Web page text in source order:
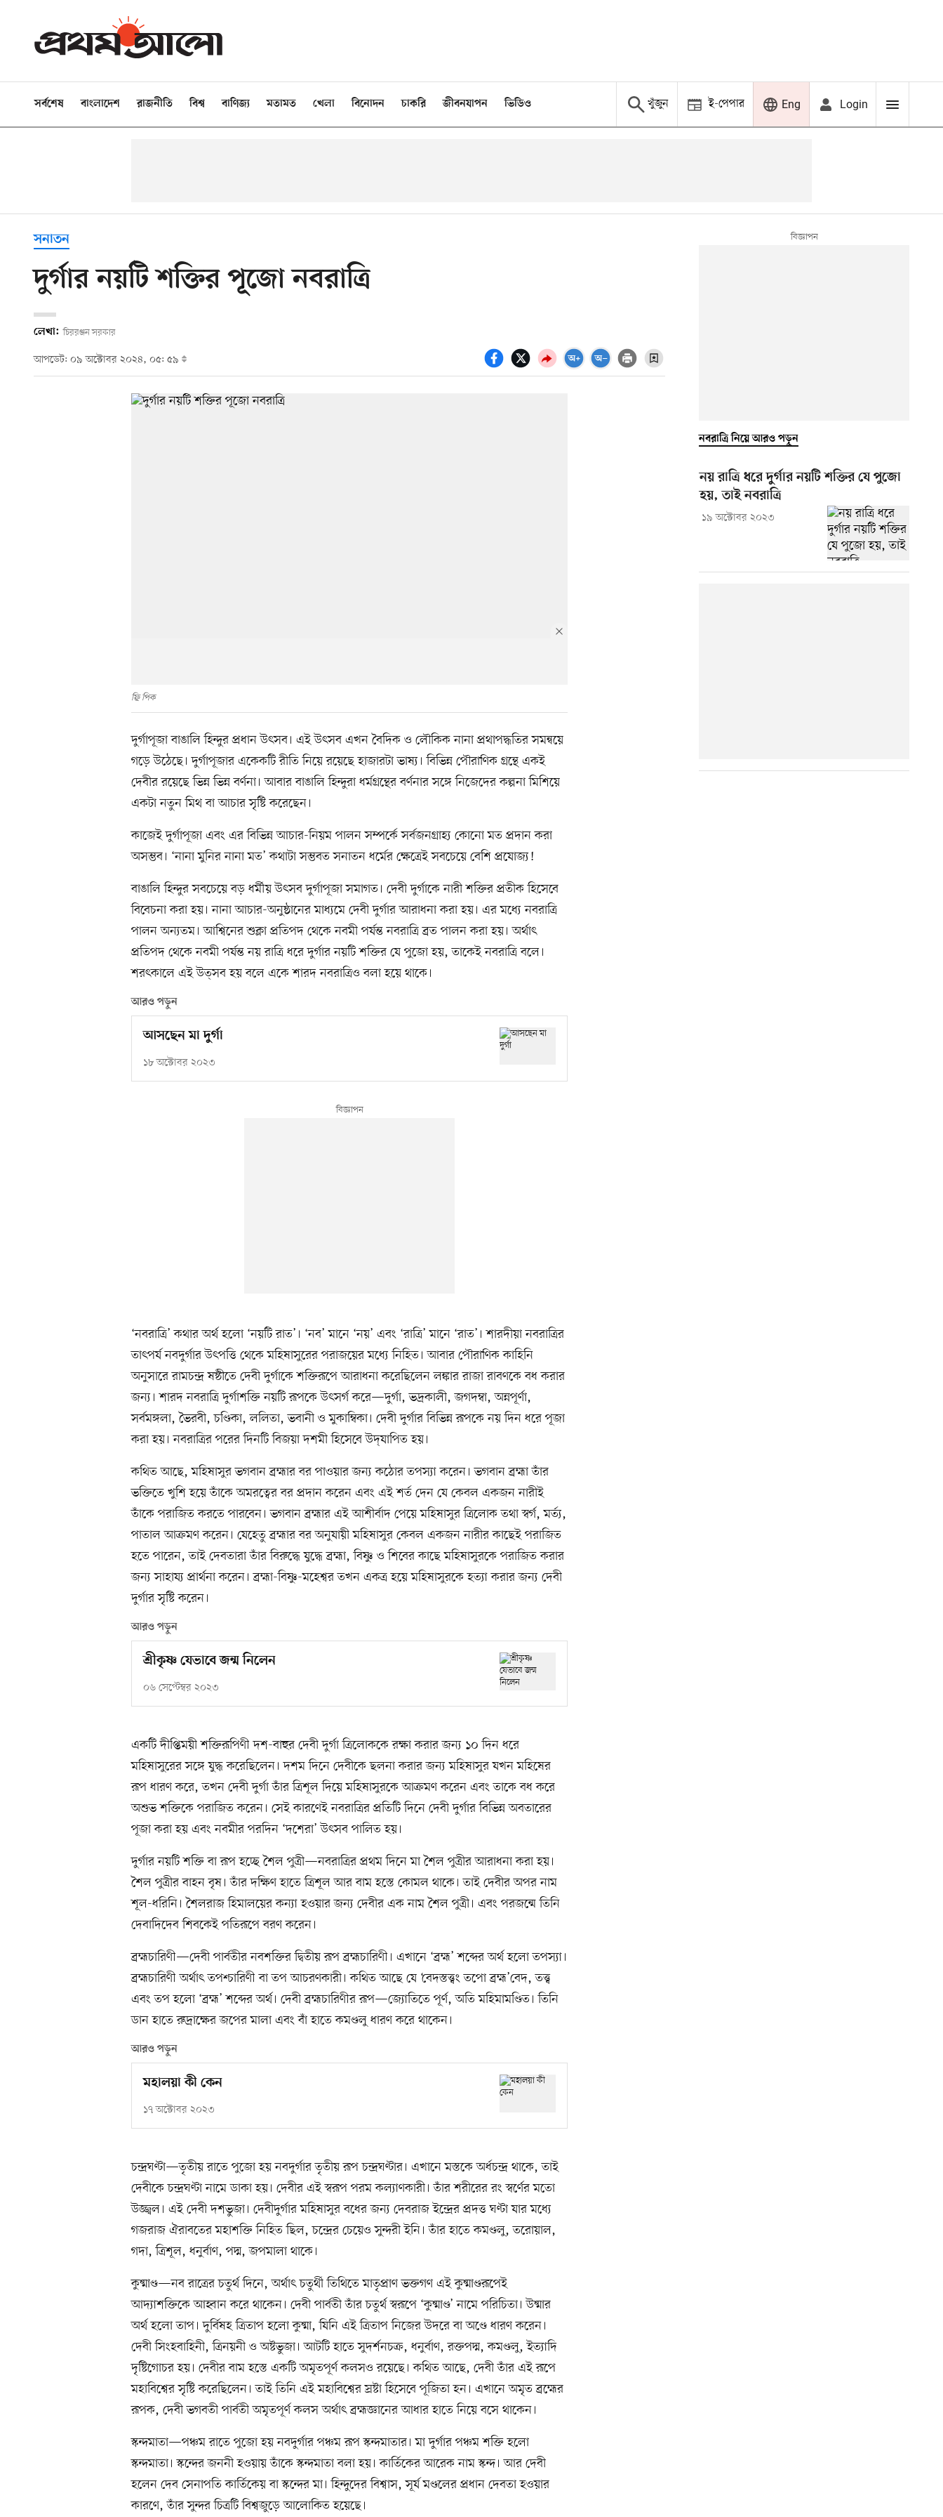
সর্বশেষ বাংলাদেশ রাজনীতি বিশ্ব বাণিজ্য মতামত খেলা বিনোদন চাকরি জীবনযাপন ভিডিও খুঁজুন ই-পেপার Eng Login
সনাতন
দুর্গার নয়টি শক্তির পূজো নবরাত্রি
লেখা: চিররঞ্জন সরকার
আপডেট: ০৯ অক্টোবর ২০২৪, ০৫: ৫৯
ফি৶ পিক
দুর্গাপূজা বাঙালি হিন্দুর প্রধান উৎসব। এই উৎসব এখন বৈদিক ও লৌকিক নানা প্রথাপদ্ধতির সমন্বয়ে
গড়ে উঠেছে। দুর্গাপূজার একেকটি রীতি নিয়ে রয়েছে হাজারটা ভাষ্য। বিভিন্ন পৌরাণিক গ্রন্থে একই
দেবীর রয়েছে ভিন্ন ভিন্ন বর্ণনা। আবার বাঙালি হিন্দুরা ধর্মগ্রন্থের বর্ণনার সঙ্গে নিজেদের কল্পনা মিশিয়ে
একটা নতুন মিথ বা আচার সৃষ্টি করেছেন।
কাজেই দুর্গাপূজা এবং এর বিভিন্ন আচার-নিয়ম পালন সম্পর্কে সর্বজনগ্রাহ্য কোনো মত প্রদান করা
অসম্ভব। ‘নানা মুনির নানা মত’ কথাটা সম্ভবত সনাতন ধর্মের ক্ষেত্রেই সবচেয়ে বেশি প্রযোজ্য!
বাঙালি হিন্দুর সবচেয়ে বড় ধর্মীয় উৎসব দুর্গাপূজা সমাগত। দেবী দুর্গাকে নারী শক্তির প্রতীক হিসেবে
বিবেচনা করা হয়। নানা আচার-অনুষ্ঠানের মাধ্যমে দেবী দুর্গার আরাধনা করা হয়। এর মধ্যে নবরাত্রি
পালন অন্যতম। আশ্বিনের শুক্লা প্রতিপদ থেকে নবমী পর্যন্ত নবরাত্রি ব্রত পালন করা হয়। অর্থাৎ
প্রতিপদ থেকে নবমী পর্যন্ত নয় রাত্রি ধরে দুর্গার নয়টি শক্তির যে পুজো হয়, তাকেই নবরাত্রি বলে।
শরৎকালে এই উত্সব হয় বলে একে শারদ নবরাত্রিও বলা হয়ে থাকে।
আরও পড়ুন
আসছেন মা দুর্গা
১৮ অক্টোবর ২০২৩
‘নবরাত্রি’ কথার অর্থ হলো ‘নয়টি রাত’। ‘নব’ মানে ‘নয়’ এবং ‘রাত্রি’ মানে ‘রাত’। শারদীয়া নবরাত্রির
তাৎপর্য নবদুর্গার উৎপত্তি থেকে মহিষাসুরের পরাজয়ের মধ্যে নিহিত। আবার পৌরাণিক কাহিনি
অনুসারে রামচন্দ্র ষষ্ঠীতে দেবী দুর্গাকে শক্তিরূপে আরাধনা করেছিলেন লঙ্কার রাজা রাবণকে বধ করার
জন্য। শারদ নবরাত্রি দুর্গাশক্তি নয়টি রূপকে উৎসর্গ করে—দুর্গা, ভদ্রকালী, জগদম্বা, অন্নপূর্ণা,
সর্বমঙ্গলা, ভৈরবী, চণ্ডিকা, ললিতা, ভবানী ও মুকাম্বিকা। দেবী দুর্গার বিভিন্ন রূপকে নয় দিন ধরে পূজা
করা হয়। নবরাত্রির পরের দিনটি বিজয়া দশমী হিসেবে উদ্‌যাপিত হয়।
কথিত আছে, মহিষাসুর ভগবান ব্রহ্মার বর পাওয়ার জন্য কঠোর তপস্যা করেন। ভগবান ব্রহ্মা তাঁর
ভক্তিতে খুশি হয়ে তাঁকে অমরত্বের বর প্রদান করেন এবং এই শর্ত দেন যে কেবল একজন নারীই
তাঁকে পরাজিত করতে পারবেন। ভগবান ব্রহ্মার এই আশীর্বাদ পেয়ে মহিষাসুর ত্রিলোক তথা স্বর্গ, মর্ত্য,
পাতাল আক্রমণ করেন। যেহেতু ব্রহ্মার বর অনুযায়ী মহিষাসুর কেবল একজন নারীর কাছেই পরাজিত
হতে পারেন, তাই দেবতারা তাঁর বিরুদ্ধে যুদ্ধে ব্রহ্মা, বিষ্ণু ও শিবের কাছে মহিষাসুরকে পরাজিত করার
জন্য সাহায্য প্রার্থনা করেন। ব্রহ্মা-বিষ্ণু-মহেশ্বর তখন একত্র হয়ে মহিষাসুরকে হত্যা করার জন্য দেবী
দুর্গার সৃষ্টি করেন।
আরও পড়ুন
শ্রীকৃষ্ণ যেভাবে জন্ম নিলেন
০৬ সেপ্টেম্বর ২০২৩
একটি দীপ্তিময়ী শক্তিরূপিণী দশ-বাহুর দেবী দুর্গা ত্রিলোককে রক্ষা করার জন্য ১০ দিন ধরে
মহিষাসুরের সঙ্গে যুদ্ধ করেছিলেন। দশম দিনে দেবীকে ছলনা করার জন্য মহিষাসুর যখন মহিষের
রূপ ধারণ করে, তখন দেবী দুর্গা তাঁর ত্রিশূল দিয়ে মহিষাসুরকে আক্রমণ করেন এবং তাকে বধ করে
অশুভ শক্তিকে পরাজিত করেন। সেই কারণেই নবরাত্রির প্রতিটি দিনে দেবী দুর্গার বিভিন্ন অবতারের
পূজা করা হয় এবং নবমীর পরদিন ‘দশেরা’ উৎসব পালিত হয়।
দুর্গার নয়টি শক্তি বা রূপ হচ্ছে শৈল পুত্রী—নবরাত্রির প্রথম দিনে মা শৈল পুত্রীর আরাধনা করা হয়।
শৈল পুত্রীর বাহন বৃষ। তাঁর দক্ষিণ হাতে ত্রিশূল আর বাম হস্তে কোমল থাকে। তাই দেবীর অপর নাম
শূল-ধরিনি। শৈলরাজ হিমালয়ের কন্যা হওয়ার জন্য দেবীর এক নাম শৈল পুত্রী। এবং পরজন্মে তিনি
দেবাদিদেব শিবকেই পতিরূপে বরণ করেন।
ব্রহ্মচারিণী—দেবী পার্বতীর নবশক্তির দ্বিতীয় রূপ ব্রহ্মচারিণী। এখানে ‘ব্রহ্ম’ শব্দের অর্থ হলো তপস্যা।
ব্রহ্মচারিণী অর্থাৎ তপশ্চারিণী বা তপ আচরণকারী। কথিত আছে যে ‘বেদস্তত্ত্বং তপো ব্রহ্ম’বেদ, তত্ত্ব
এবং তপ হলো ‘ব্রহ্ম’ শব্দের অর্থ। দেবী ব্রহ্মচারিণীর রূপ—জ্যোতিতে পূর্ণ, অতি মহিমামণ্ডিত। তিনি
ডান হাতে রুদ্রাক্ষের জপের মালা এবং বাঁ হাতে কমণ্ডলু ধারণ করে থাকেন।
আরও পড়ুন
মহালয়া কী কেন
১৭ অক্টোবর ২০২৩
চন্দ্রঘণ্টা—তৃতীয় রাতে পুজো হয় নবদুর্গার তৃতীয় রূপ চন্দ্রঘণ্টার। এখানে মস্তকে অর্ধচন্দ্র থাকে, তাই
দেবীকে চন্দ্রঘণ্টা নামে ডাকা হয়। দেবীর এই স্বরূপ পরম কল্যাণকারী। তাঁর শরীরের রং স্বর্ণের মতো
উজ্জ্বল। এই দেবী দশভুজা। দেবীদুর্গার মহিষাসুর বধের জন্য দেবরাজ ইন্দ্রের প্রদত্ত ঘণ্টা যার মধ্যে
গজরাজ ঐরাবতের মহাশক্তি নিহিত ছিল, চন্দ্রের চেয়েও সুন্দরী ইনি। তাঁর হাতে কমণ্ডলু, তরোয়াল,
গদা, ত্রিশূল, ধনুর্বাণ, পদ্ম, জপমালা থাকে।
কুষ্মাণ্ড—নব রাত্রের চতুর্থ দিনে, অর্থাৎ চতুর্থী তিথিতে মাতৃপ্রাণ ভক্তগণ এই কুষ্মাণ্ডরূপেই
আদ্যাশক্তিকে আহ্বান করে থাকেন। দেবী পার্বতী তাঁর চতুর্থ স্বরূপে ‘কুষ্মাণ্ড’ নামে পরিচিতা। উষ্মার
অর্থ হলো তাপ। দুর্বিষহ ত্রিতাপ হলো কুষ্মা, যিনি এই ত্রিতাপ নিজের উদরে বা অণ্ডে ধারণ করেন।
দেবী সিংহবাহিনী, ত্রিনয়নী ও অষ্টভুজা। আটটি হাতে সুদর্শনচক্র, ধনুর্বাণ, রক্তপদ্ম, কমণ্ডলু, ইত্যাদি
দৃষ্টিগোচর হয়। দেবীর বাম হস্তে একটি অমৃতপূর্ণ কলসও রয়েছে। কথিত আছে, দেবী তাঁর এই রূপে
মহাবিশ্বের সৃষ্টি করেছিলেন। তাই তিনি এই মহাবিশ্বের স্রষ্টা হিসেবে পূজিতা হন। এখানে অমৃত ব্রহ্মের
রূপক, দেবী ভগবতী পার্বতী অমৃতপূর্ণ কলস অর্থাৎ ব্রহ্মজ্ঞানের আধার হাতে নিয়ে বসে থাকেন।
স্কন্দমাতা—পঞ্চম রাতে পুজো হয় নবদুর্গার পঞ্চম রূপ স্কন্দমাতার। মা দুর্গার পঞ্চম শক্তি হলো
স্কন্দমাতা। স্কন্দের জননী হওয়ায় তাঁকে স্কন্দমাতা বলা হয়। কার্তিকের আরেক নাম স্কন্দ। আর দেবী
হলেন দেব সেনাপতি কার্তিকেয় বা স্কন্দের মা। হিন্দুদের বিশ্বাস, সূর্য মণ্ডলের প্রধান দেবতা হওয়ার
কারণে, তাঁর সুন্দর চিত্রটি বিশ্বজুড়ে আলোকিত হয়েছে।
নবরাত্রি নিয়ে আরও পড়ুন
নয় রাত্রি ধরে দুর্গার নয়টি শক্তির যে পুজো
হয়, তাই নবরাত্রি
১৯ অক্টোবর ২০২৩